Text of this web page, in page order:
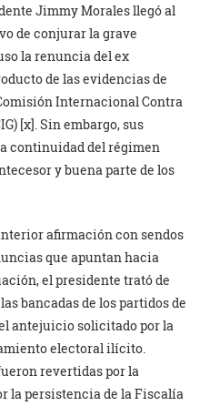
Jimmy Morales llegó al
de conjurar la grave
la renuncia del ex
de las evidencias de
Internacional Contra
[x]. Sin embargo, sus
continuidad del régimen
y buena parte de los
afirmación con sendos
que apuntan hacia
el presidente trató de
bancadas de los partidos de
antejuicio solicitado por la
electoral ilícito.
revertidas por la
la persistencia de la Fiscalía